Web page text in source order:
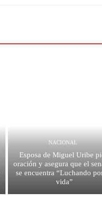
NACIONAL
Esposa de Miguel Uribe
oración y asegura que el
se encuentra “Luchando
vida”